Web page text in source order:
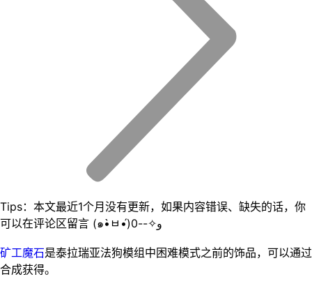
Tips：本文最近1个月没有更新，如果内容错误、缺失的话，你
可以在评论区留言 (๑•̀ㅂ•́)و✧--0
矿工魔石是泰拉瑞亚法狗模组中困难模式之前的饰品，可以通过
合成获得。